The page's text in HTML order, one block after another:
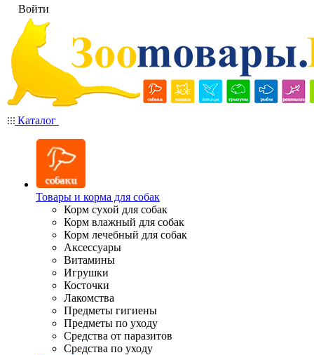
Войти
Каталог
Товары и корма для собак
Корм сухой для собак
Корм влажный для собак
Корм лечебный для собак
Аксессуары
Витамины
Игрушки
Косточки
Лакомства
Предметы гигиены
Предметы по уходу
Средства от паразитов
Средства по уходу